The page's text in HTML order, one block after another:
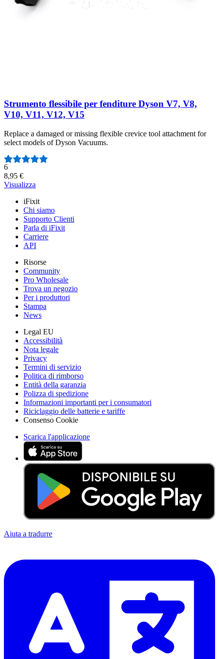
Visualizza
Strumento flessibile per fenditure Dyson V7, V8,
V10, V11, V12, V15
Replace a damaged or missing flexible crevice tool attachment for
select models of Dyson Vacuums.
Numero di recensioni:
6
8,95 €
Visualizza
iFixit
Chi siamo
Supporto Clienti
Parla di iFixit
Carriere
API
Risorse
Community
Pro Wholesale
Trova un negozio
Per i produttori
Stampa
News
Legal EU
Accessibilità
Nota legale
Privacy
Termini di servizio
Politica di rimborso
Entità della garanzia
Polizza di spedizione
Informazioni importanti per i consumatori
Riciclaggio delle batterie e tariffe
Consenso Cookie
Scarica l'applicazione
Aiuta a tradurre